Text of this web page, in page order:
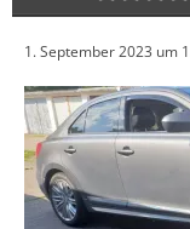
1. September 2023 um